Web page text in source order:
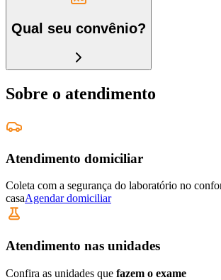
Qual seu convênio?
Sobre o atendimento
Atendimento domiciliar
Coleta com a segurança do laboratório no
casaAgendar domiciliar
Atendimento nas unidades
Confira as unidades que fazem o exame